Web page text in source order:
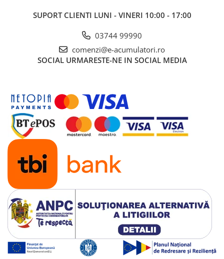
SUPORT CLIENTI LUNI - VINERI 10:00 - 17:00
03744 99990
comenzi@e-acumulatori.ro
SOCIAL URMARESTE-NE IN SOCIAL MEDIA